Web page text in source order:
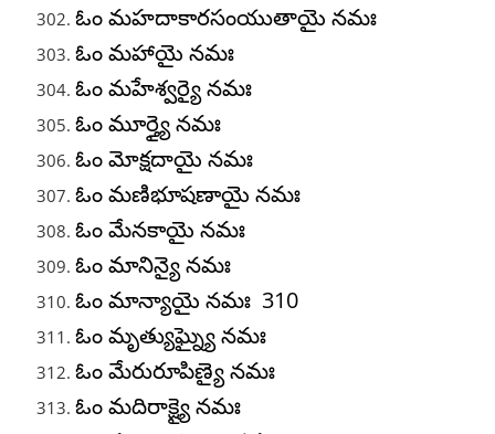
ఓం మహదాకారసంయుతాయై నమః
ఓం మహాయై నమః
ఓం మహేశ్వర్యై నమః
ఓం మూర్త్యై నమః
ఓం మోక్షదాయై నమః
ఓం మణిభూషణాయై నమః
ఓం మేనకాయై నమః
ఓం మానిన్యై నమః
ఓం మాన్యాయై నమః 310
ఓం మృత్యుఘ్న్యై నమః
ఓం మేరురూపిణ్యై నమః
ఓం మదిరాక్ష్యై నమః